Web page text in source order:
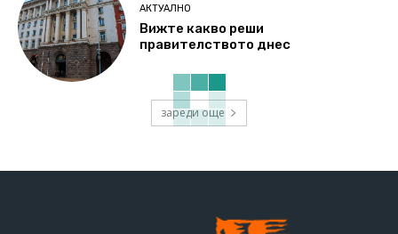
АКТУАЛНО
Вижте какво реши
правителството днес
зареди още